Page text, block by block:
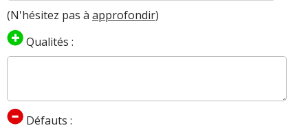
(N'hésitez pas à approfondir)
Qualités :
Défauts :